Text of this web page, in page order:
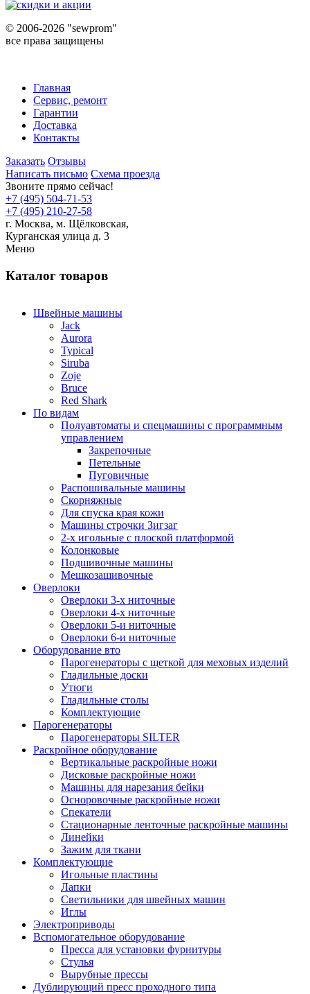
© 2006-2026 "sewprom"
все права защищены
Главная
Сервис, ремонт
Гарантии
Доставка
Контакты
Заказать Отзывы
Написать письмо Схема проезда
Звоните прямо сейчас!
+7 (495) 504-71-53
+7 (495) 210-27-58
г. Москва, м. Щёлковская,
Курганская улица д. 3
Меню
Каталог товаров
Швейные машины
Jack
Aurora
Typical
Siruba
Zoje
Bruce
Red Shark
По видам
Полуавтоматы и спецмашины с программным
управлением
Закрепочные
Петельные
Пуговичные
Распошивальные машины
Скорняжные
Для спуска края кожи
Машины строчки Зигзаг
2-х игольные с плоской платформой
Колонковые
Подшивочные машины
Мешкозашивочные
Оверлоки
Оверлоки 3-х ниточные
Оверлоки 4-х ниточные
Оверлоки 5-и ниточные
Оверлоки 6-и ниточные
Оборудование вто
Парогенераторы с щеткой для меховых изделий
Гладильные доски
Утюги
Гладильные столы
Комплектующие
Парогенераторы
Парогенераторы SILTER
Раскройное оборудование
Вертикальные раскройные ножи
Дисковые раскройные ножи
Машины для нарезания бейки
Осноровочные раскройные ножи
Спекатели
Стационарные ленточные раскройные машины
Линейки
Зажим для ткани
Комплектующие
Игольные пластины
Лапки
Светильники для швейных машин
Иглы
Электроприводы
Вспомогательное оборудование
Пресса для установки фурнитуры
Стулья
Вырубные прессы
Дублирующий пресс проходного типа